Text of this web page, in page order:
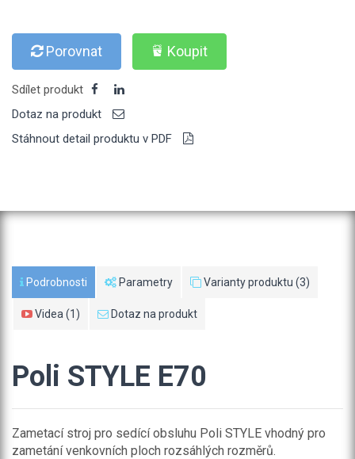
Porovnat Koupit
Sdílet produkt
Dotaz na produkt
Stáhnout detail produktu v PDF
Podrobnosti Parametry Varianty produktu (3)
Videa (1) Dotaz na produkt
Poli STYLE E70
Zametací stroj pro sedící obsluhu Poli STYLE vhodný pro
zametání venkovních ploch rozsáhlých rozměrů.